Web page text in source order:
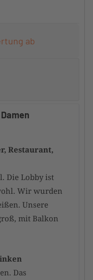
ab
Restaurant,
Die Lobby ist
Wir wurden
Unsere
mit Balkon
Das